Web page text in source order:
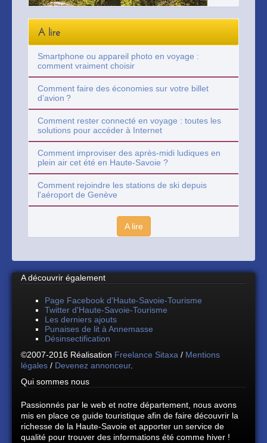
A lire
Smartphone ou appareil photo en voyage :
comment vraiment choisir
Comment faire des économies sur votre billet
d’avion ?
Comment rester connecté en voyage : toutes les
solutions pour accéder à Internet
Comment improviser des après-midi ludiques en
plein air cet été en Haute-Savoie ?
Comment rejoindre les stations de ski depuis
l'aéroport de Genève
A lire
A découvrir également
Page Facebook d'Haute-Savoie-Tourisme
Twitter d'Haute-Savoie-Tourisme
Les derniers ajouts
Punaises de lit à Annemasse
Désinsectification
©2007-2016 Réalisation Freelance Sitaxa / Mentions
légales / Devenez annonceur.
Qui sommes nous
Passionnés par le web et notre département, nous avons
mis en place ce guide touristique afin de faire découvrir la
richesse de la Haute-Savoie et apporter un service de
qualité pour trouver des informations été comme hiver !